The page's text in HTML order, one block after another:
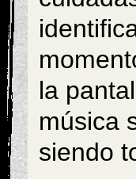
la
música
siendo